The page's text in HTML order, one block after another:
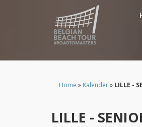
Home » Kalender» LILLE -
LILLE -